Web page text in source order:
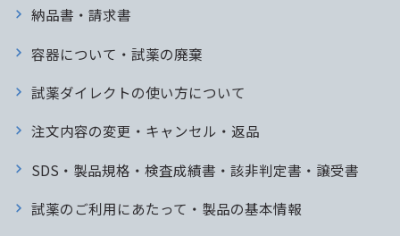
納品書・請求書
容器について・試薬の廃棄
試薬ダイレクトの使い方について
注文内容の変更・キャンセル・返品
SDS・製品規格・検査成績書・該非判定書・譲受書
試薬のご利用にあたって・製品の基本情報